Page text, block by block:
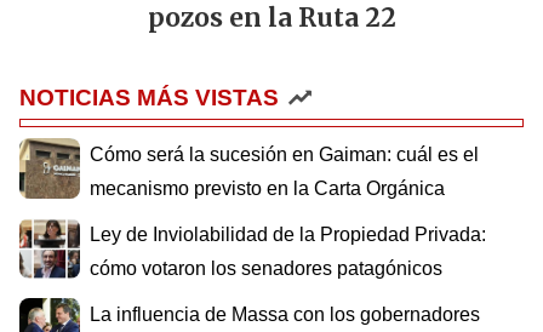
pozos en la Ruta 22
NOTICIAS MÁS VISTAS
Cómo será la sucesión en Gaiman: cuál es el
mecanismo previsto en la Carta Orgánica
Ley de Inviolabilidad de la Propiedad Privada:
cómo votaron los senadores patagónicos
La influencia de Massa con los gobernadores